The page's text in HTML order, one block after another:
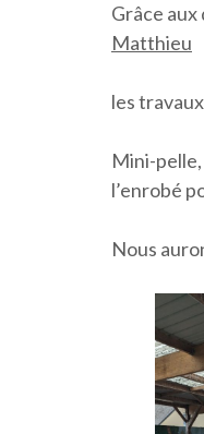
Grâce
Matthieu
les
Mini-
l’enrobé
Nous